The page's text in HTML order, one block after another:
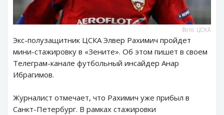
Фото: ЦСКА
Экс-полузащитник ЦСКА Элвер Рахимич пройдет
мини-стажировку в «Зените». Об этом пишет в своем
Телеграм-канале футбольный инсайдер Анар
Ибрагимов.
Журналист отмечает, что Рахимич уже прибыл в
Санкт-Петербург. В рамках стажировки